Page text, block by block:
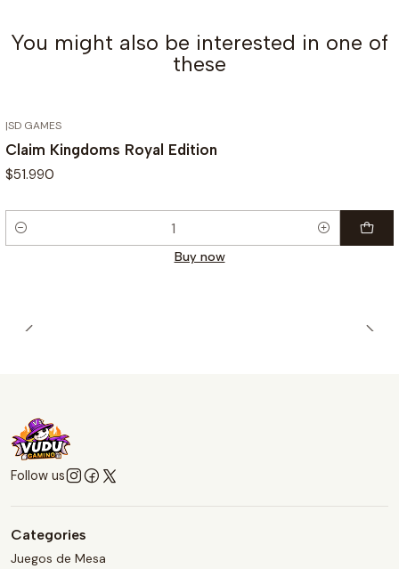
You might also be interested in one of
these
|SD GAMES
Claim Kingdoms Royal Edition
$51.990
Quantity
Buy now
Follow us
Categories
Juegos de Mesa